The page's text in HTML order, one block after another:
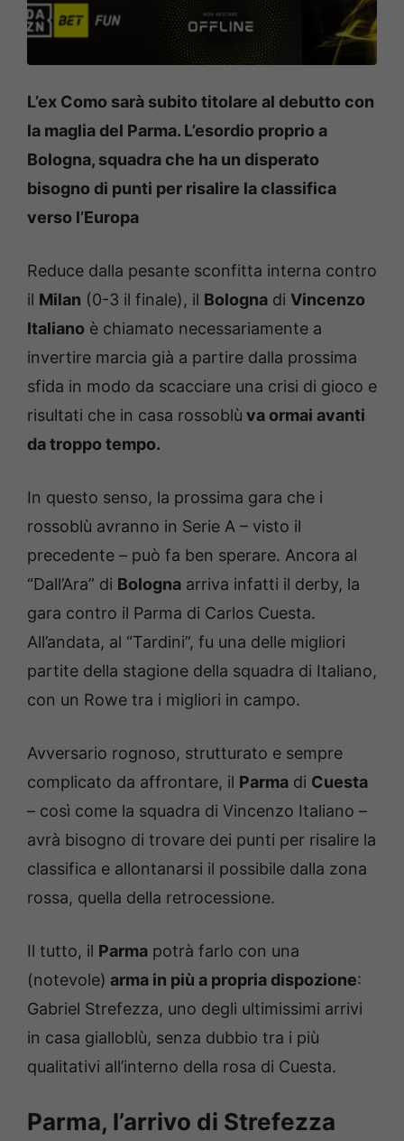
L’ex Como sarà subito titolare al debutto con
la maglia del Parma. L’esordio proprio a
Bologna, squadra che ha un disperato
bisogno di punti per risalire la classifica
verso l’Europa
Reduce dalla pesante sconfitta interna contro
il Milan (0-3 il finale), il Bologna di Vincenzo
Italiano è chiamato necessariamente a
invertire marcia già a partire dalla prossima
sfida in modo da scacciare una crisi di gioco e
risultati che in casa rossoblù va ormai avanti
da troppo tempo.
In questo senso, la prossima gara che i
rossoblù avranno in Serie A – visto il
precedente – può fa ben sperare. Ancora al
“Dall’Ara” di Bologna arriva infatti il derby, la
gara contro il Parma di Carlos Cuesta.
All’andata, al “Tardini”, fu una delle migliori
partite della stagione della squadra di Italiano,
con un Rowe tra i migliori in campo.
Avversario rognoso, strutturato e sempre
complicato da affrontare, il Parma di Cuesta
– così come la squadra di Vincenzo Italiano –
avrà bisogno di trovare dei punti per risalire la
classifica e allontanarsi il possibile dalla zona
rossa, quella della retrocessione.
Il tutto, il Parma potrà farlo con una
(notevole) arma in più a propria dispozione:
Gabriel Strefezza, uno degli ultimissimi arrivi
in casa gialloblù, senza dubbio tra i più
qualitativi all’interno della rosa di Cuesta.
Parma, l’arrivo di Strefezza